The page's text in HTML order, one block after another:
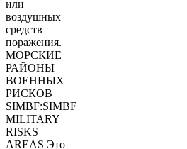
или
воздушных
средств
поражения.
МОРСКИЕ
РАЙОНЫ
ВОЕННЫХ
РИСКОВ
SIMBF:SIMBF
MILITARY
RISKS
AREAS Это